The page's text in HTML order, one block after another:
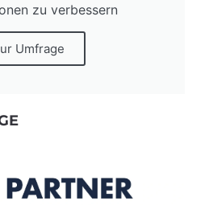
zu verbessern
Umfrage